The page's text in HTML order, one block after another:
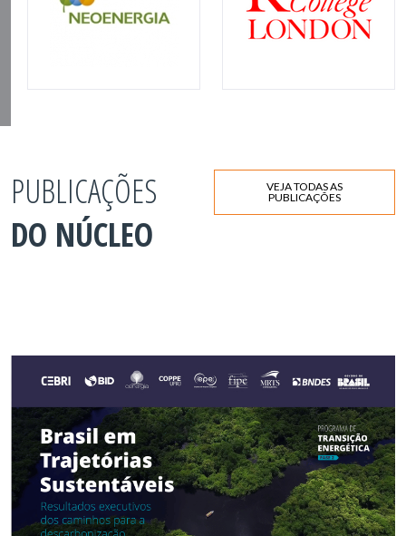
PUBLICAÇÕES
DO NÚCLEO
VEJA TODAS AS
PUBLICAÇÕES